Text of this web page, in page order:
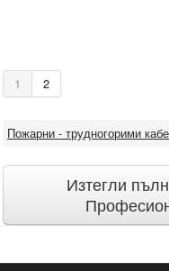
1 2
Пожарни - трудногорими
Изтегли